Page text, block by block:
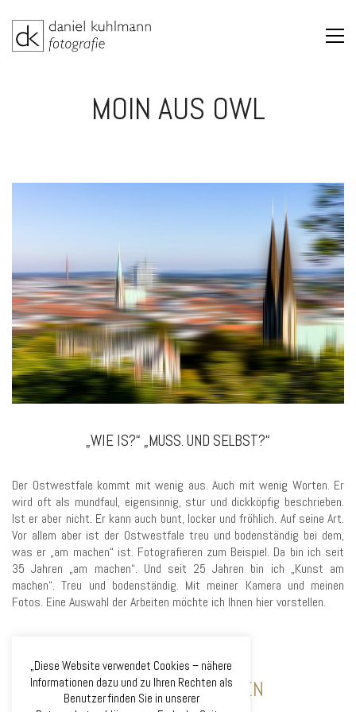
MOIN AUS OWL
„WIE IS?“ „MUSS. UND SELBST?“
Der Ostwestfale kommt mit wenig aus. Auch mit wenig Worten. Er
wird oft als mundfaul, eigensinnig, stur und dickköpfig beschrieben.
Ist er aber nicht. Er kann auch bunt, locker und fröhlich. Auf seine Art.
Vor allem aber ist der Ostwestfale treu und bodenständig bei dem,
was er „am machen“ ist. Fotografieren zum Beispiel. Da bin ich seit
35 Jahren „am machen“. Und seit 25 Jahren bin ich „Kunst am
machen“. Treu und bodenständig. Mit meiner Kamera und meinen
Fotos. Eine Auswahl der Arbeiten möchte ich Ihnen hier vorstellen.
ZU MEINEN ARBEITEN
„Diese Website verwendet Cookies – nähere
Informationen dazu und zu Ihren Rechten als
Benutzer finden Sie in unserer